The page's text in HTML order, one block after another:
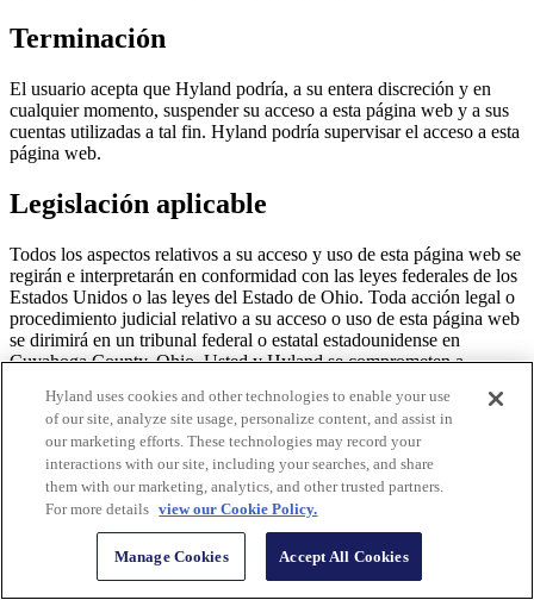
Terminación
El usuario acepta que Hyland podría, a su entera discreción y en
cualquier momento, suspender su acceso a esta página web y a sus
cuentas utilizadas a tal fin. Hyland podría supervisar el acceso a esta
página web.
Legislación aplicable
Todos los aspectos relativos a su acceso y uso de esta página web se
regirán e interpretarán en conformidad con las leyes federales de los
Estados Unidos o las leyes del Estado de Ohio. Toda acción legal o
procedimiento judicial relativo a su acceso o uso de esta página web
se dirimirá en un tribunal federal o estatal estadounidense en
Cuyahoga County, Ohio. Usted y Hyland se comprometen a
competencia territorial en caso de acción o procedimiento legal.
Esté más informado, capacitado y conectado en cada interacción y
en cada relación con todas las personas a las que sirve.
Hyland uses cookies and other technologies to enable your use
of our site, analyze site usage, personalize content, and assist in
our marketing efforts. These technologies may record your
interactions with our site, including your searches, and share
them with our marketing, analytics, and other trusted partners.
For more details view our Cookie Policy.
Manage Cookies Accept All Cookies